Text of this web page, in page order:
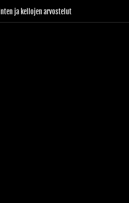
ja kellojen arvostelut